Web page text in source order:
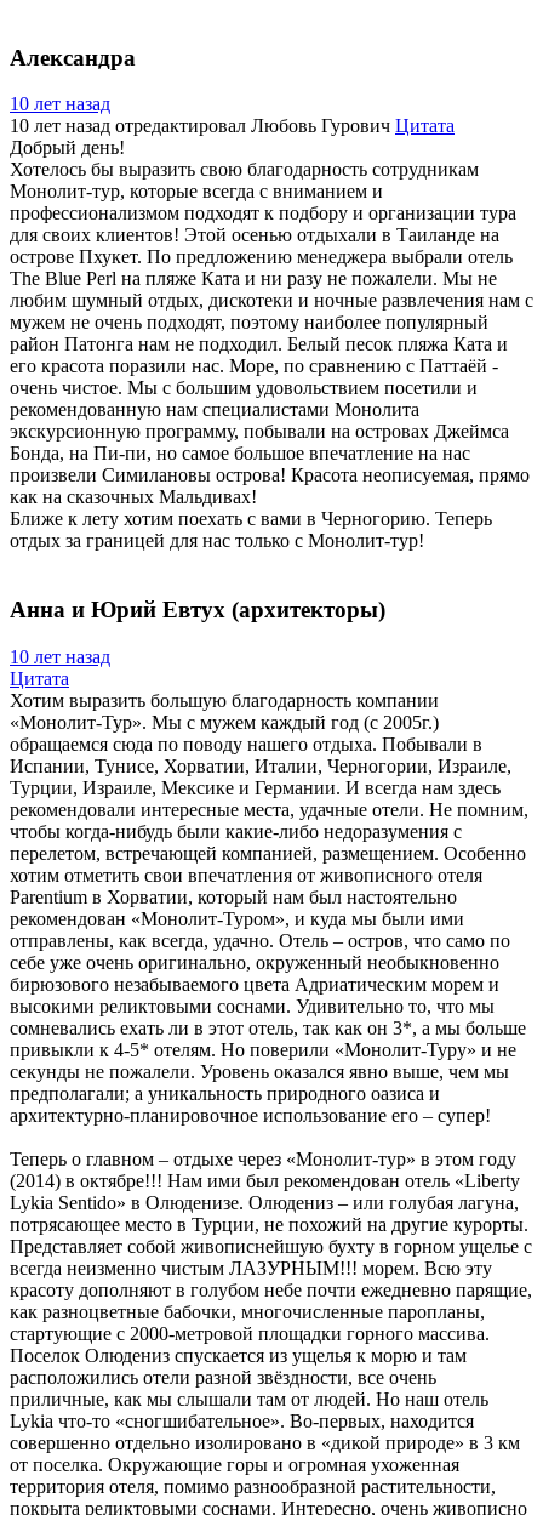
Александра
10 лет назад
10 лет назад отредактировал Любовь Гурович Цитата
Добрый день!
Хотелось бы выразить свою благодарность сотрудникам
Монолит-тур, которые всегда с вниманием и
профессионализмом подходят к подбору и организации тура
для своих клиентов! Этой осенью отдыхали в Таиланде на
острове Пхукет. По предложению менеджера выбрали отель
The Blue Perl на пляже Ката и ни разу не пожалели. Мы не
любим шумный отдых, дискотеки и ночные развлечения нам с
мужем не очень подходят, поэтому наиболее популярный
район Патонга нам не подходил. Белый песок пляжа Ката и
его красота поразили нас. Море, по сравнению с Паттаёй -
очень чистое. Мы с большим удовольствием посетили и
рекомендованную нам специалистами Монолита
экскурсионную программу, побывали на островах Джеймса
Бонда, на Пи-пи, но самое большое впечатление на нас
произвели Симилановы острова! Красота неописуемая, прямо
как на сказочных Мальдивах!
Ближе к лету хотим поехать с вами в Черногорию. Теперь
отдых за границей для нас только с Монолит-тур!
Анна и Юрий Евтух (архитекторы)
10 лет назад
Цитата
Хотим выразить большую благодарность компании
«Монолит-Тур». Мы с мужем каждый год (с 2005г.)
обращаемся сюда по поводу нашего отдыха. Побывали в
Испании, Тунисе, Хорватии, Италии, Черногории, Израиле,
Турции, Израиле, Мексике и Германии. И всегда нам здесь
рекомендовали интересные места, удачные отели. Не помним,
чтобы когда-нибудь были какие-либо недоразумения с
перелетом, встречающей компанией, размещением. Особенно
хотим отметить свои впечатления от живописного отеля
Parentium в Хорватии, который нам был настоятельно
рекомендован «Монолит-Туром», и куда мы были ими
отправлены, как всегда, удачно. Отель – остров, что само по
себе уже очень оригинально, окруженный необыкновенно
бирюзового незабываемого цвета Адриатическим морем и
высокими реликтовыми соснами. Удивительно то, что мы
сомневались ехать ли в этот отель, так как он 3*, а мы больше
привыкли к 4-5* отелям. Но поверили «Монолит-Туру» и не
секунды не пожалели. Уровень оказался явно выше, чем мы
предполагали; а уникальность природного оазиса и
архитектурно-планировочное использование его – супер!
Теперь о главном – отдыхе через «Монолит-тур» в этом году
(2014) в октябре!!! Нам ими был рекомендован отель «Liberty
Lykia Sentido» в Олюденизе. Олюдениз – или голубая лагуна,
потрясающее место в Турции, не похожий на другие курорты.
Представляет собой живописнейшую бухту в горном ущелье с
всегда неизменно чистым ЛАЗУРНЫМ!!! морем. Всю эту
красоту дополняют в голубом небе почти ежедневно парящие,
как разноцветные бабочки, многочисленные паропланы,
стартующие с 2000-метровой площадки горного массива.
Поселок Олюдениз спускается из ущелья к морю и там
расположились отели разной звёздности, все очень
приличные, как мы слышали там от людей. Но наш отель
Lykia что-то «сногшибательное». Во-первых, находится
совершенно отдельно изолировано в «дикой природе» в 3 км
от поселка. Окружающие горы и огромная ухоженная
территория отеля, помимо разнообразной растительности,
покрыта реликтовыми соснами. Интересно, очень живописно